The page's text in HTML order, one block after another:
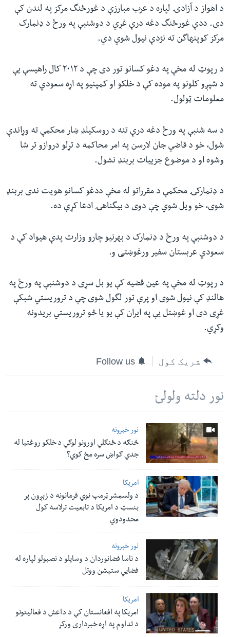
د اهواز د آزادۍ لپاره د عرب مبارزې د غورځنگ مرکز په لندن کې
دی. ددې غورځنگ دغه درې غړي د دوشنبې په ورځ د ډنمارک
مرکز کوپنهاگن ته نژدې نیول شوي دي.
د رپوټ له مخې په دغو کسانو تور دی چې د ٢٠١٢ کال راهیسې یې
د شپږو کلونو په موده کې د خلکو او کمپنیو په اړه سعودي ته
معلومات ټولول.
د سه شنبې په ورځ دغه درې تنه د روسکیلډ ښار محکمې ته وړاندې
شول، خو د قاضي جان لارسن په امر محاکمه د تړلو دروازو تر شا
وشوه او د موضوع جزییات بربنډ نشول.
د ډنمارکۍ محکمې د مقرراتو له مخې ددغو کسانو هویت ندی بربنډ
شوی، خو ویل شوي چې دوی د بیگناهۍ ادعا کړې ده.
د دوشنبې په ورځ د ډنمارک د بهرنیو چارو وزارت پدې هیواد کې د
سعودي عربستان سفیر ورغوښتی و.
د رپوټ له مخې په عین قضیه کې یو بل سړی د دوشنبې په ورځ په
هالنډ کې نیول شوی او پرې تور لگول شوی چې د تروریستي شبکې
غړی دی او غوښتل یې په ایران کې یو یا څو تروریستي بریدونه
وکړي.
شریک کول Follow us
نور دلته ولولئ
نور خبرونه
څنګه د ځنګلي اورونو لوګي د خلکو روغتیا له
جدي ګواښ سره مخ کوي؟
امریکا
د ولسمشر ټرمپ نوي فرمانونه د زېږون پر
بنسټ د امریکا د تابعیت ترلاسه کول
محدودوي
نور خبرونه
د ناسا فضانوردان د وسایلو د نصبولو لپاره له
فضایي ستیشن ووتل
امریکا
امریکا په افغانستان کې د داعش د فعالیتونو
د تداوم په اړه خبرداری ورکړ